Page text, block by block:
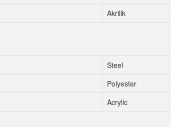
Akrilik
Steel
Polyester
Acrylic